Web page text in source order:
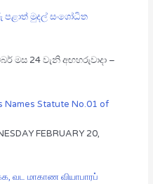
පළාත් මුදල් සංශෝධිත
මස 24 වැනි අඟහරුවාදා –
Names Statute No.01 of
FEBRUARY 20,
வட மாகாண வியாபாரப்